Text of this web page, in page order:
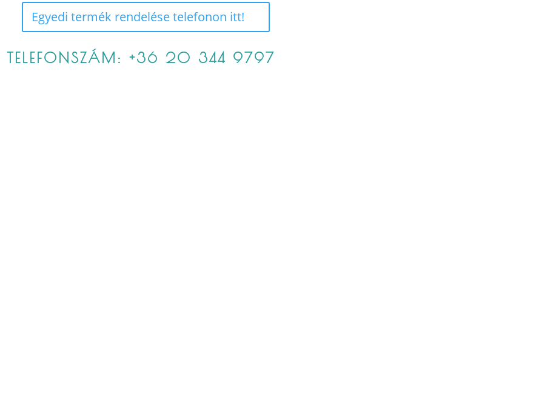
Egyedi termék rendelése telefonon itt!
TELEFONSZÁM: +36 20 344 9797